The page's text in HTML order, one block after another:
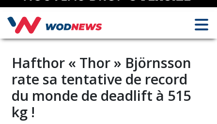
Hafthor « Thor » Björnsson
rate sa tentative de record
du monde de deadlift à 515
kg !